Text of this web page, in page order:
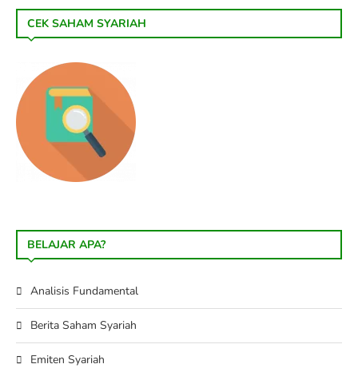
CEK SAHAM SYARIAH
BELAJAR APA?
Analisis Fundamental
Berita Saham Syariah
Emiten Syariah